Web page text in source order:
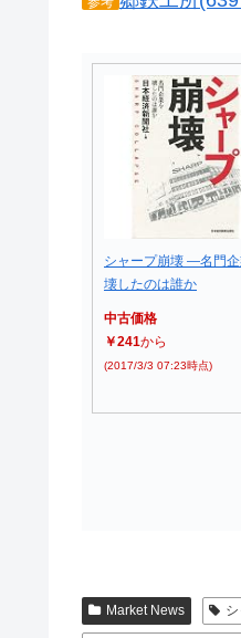
シャープ崩壊 ―名門企
壊したのは誰か
中古価格
￥241から
(2017/3/3 07:23時点)
Market News